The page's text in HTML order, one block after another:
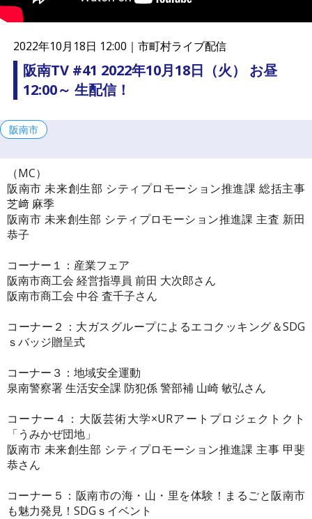
携
プ
2022年10月18日 12:00｜市町村ライブ配信
阪南TV #41 2022年10月18日（火） お昼
12:00～ 生配信！
阪南市
（MC）
阪南市 未来創生部 シティプロモーション推進課 総括主事
芝﨑 麻季
阪南市 未来創生部 シティプロモーション推進課 主査 新田
恭子
コーナー１：産業フェア
阪南市商工会 経営指導員 前田 大次郎さん
阪南市商工会 中谷 査千子さん
コーナー２：大ガスグループによるエコクッキング＆SDG
ｓバッジ贈呈式
コーナー３：地域安全運動
泉南警察署 生活安全課 防犯係 警部補 山崎 敏弘さん
コーナー４：大阪芸術大学×URアートプロジェクトクト
「うみかぜ団地」
阪南市 未来創生部 シティプロモーション推進課 主事 甲斐
恭さん
コーナー５：阪南市の海・山・里を体験！まるごと阪南市
も魅力発見！SDGｓイベント